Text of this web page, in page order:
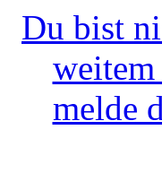
Du bist
melde